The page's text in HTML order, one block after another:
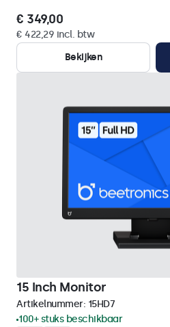
€ 349,00
€ 422,29 incl. btw
Bekijken
15 Inch Monitor
Artikelnummer: 15HD7
100+ stuks beschikbaar